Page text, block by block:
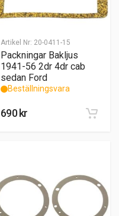
Artikel Nr: 20-0411-15
Packningar Bakljus
1941-56 2dr 4dr cab
sedan Ford
Beställningsvara
690kr